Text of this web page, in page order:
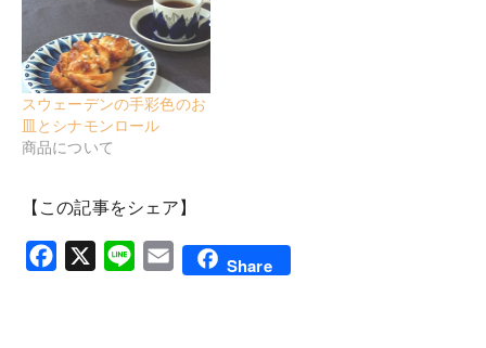
スウェーデンの手彩色のお
皿とシナモンロール
商品について
【この記事をシェア】
Facebook
X Line Email Share